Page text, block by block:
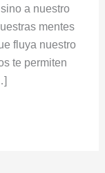
a nuestro
mentes
fluya nuestro
te permiten